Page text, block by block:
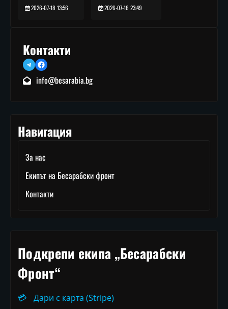
2026-07-18 13:56
2026-07-16 23:49
Контакти
TelegramFacebook
info@besarabia.bg
Навигация
За нас
Екипът на Бесарабски фронт
Контакти
Подкрепи екипа „Бесарабски
Фронт“
💳 Дари с карта (Stripe)